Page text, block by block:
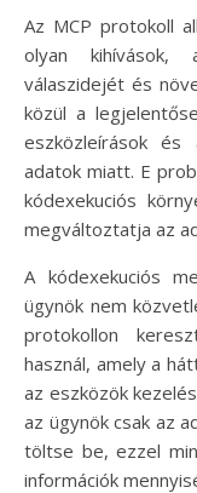
Az MCP protokoll
olyan kihívások,
válaszidejét és
közül a
eszközleírások
adatok miatt. E
kódexekuciós
megváltoztatja az
A kódexekuciós
ügynök nem
protokollon
használ, amely a
az eszközök
az ügynök csak az
töltse be, ezzel
információk